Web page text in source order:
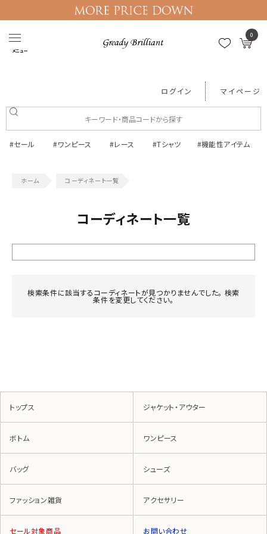
メニュー
0
ログイン マイページ
#セール #ワンピース #レース #Tシャツ #機能性アイテム
コーディネート一覧
コーディネート一覧
検索条件に該当するコーディネートが見つかりませんでした。 検索
条件を変更してください。
トップス ジャケット・アウター
ボトム ワンピース
バッグ シューズ
ファッション雑貨 アクセサリー
セール対象商品 お問い合わせ